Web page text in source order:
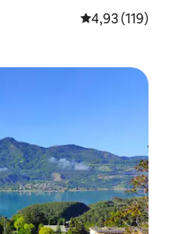
4,93 av 5 i
4,93 (119)